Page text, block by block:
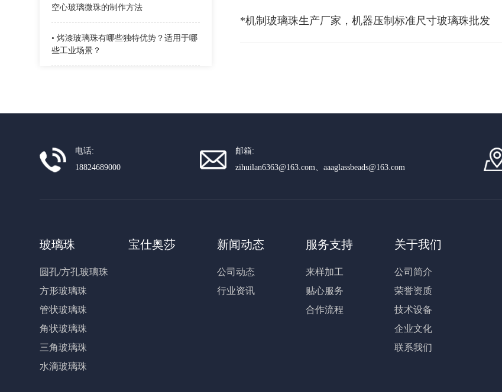
空心玻璃微珠的制作方法
• 烤漆玻璃珠有哪些独特优势？适用于哪
些工业场景？
*机制玻璃珠生产厂家，机器压制标准尺寸玻璃珠批发
电话:
18824689000
邮箱:
zihuilan6363@163.com、aaaglassbeads@163.com
玻璃珠
圆孔/方孔玻璃珠
方形玻璃珠
管状玻璃珠
角状玻璃珠
三角玻璃珠
水滴玻璃珠
宝仕奥莎 新闻动态
公司动态
行业资讯
服务支持
来样加工
贴心服务
合作流程
关于我们
公司简介
荣誉资质
技术设备
企业文化
联系我们